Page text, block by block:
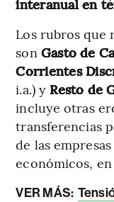
interanual en
Los rubros que
son Gasto de
Corrientes
i.a.) y Resto de
incluye otras
transferencias
de las
económicos,
VER MÁS: